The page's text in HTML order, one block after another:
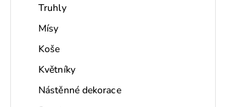
Truhly
Mísy
Koše
Květníky
Nástěnné dekorace